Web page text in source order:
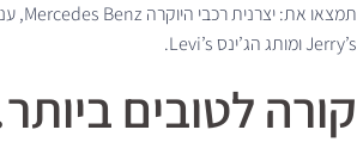
Jerry’s ומותג הג’ינס Levi’s.
קורה לטובים